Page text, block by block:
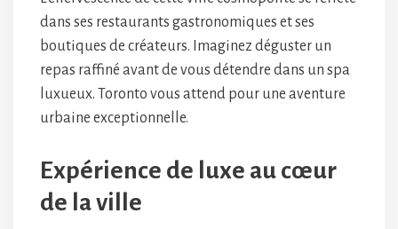
dans ses restaurants gastronomiques et ses
boutiques de créateurs. Imaginez déguster un
repas raffiné avant de vous détendre dans un spa
luxueux. Toronto vous attend pour une aventure
urbaine exceptionnelle.
Expérience de luxe au cœur
de la ville